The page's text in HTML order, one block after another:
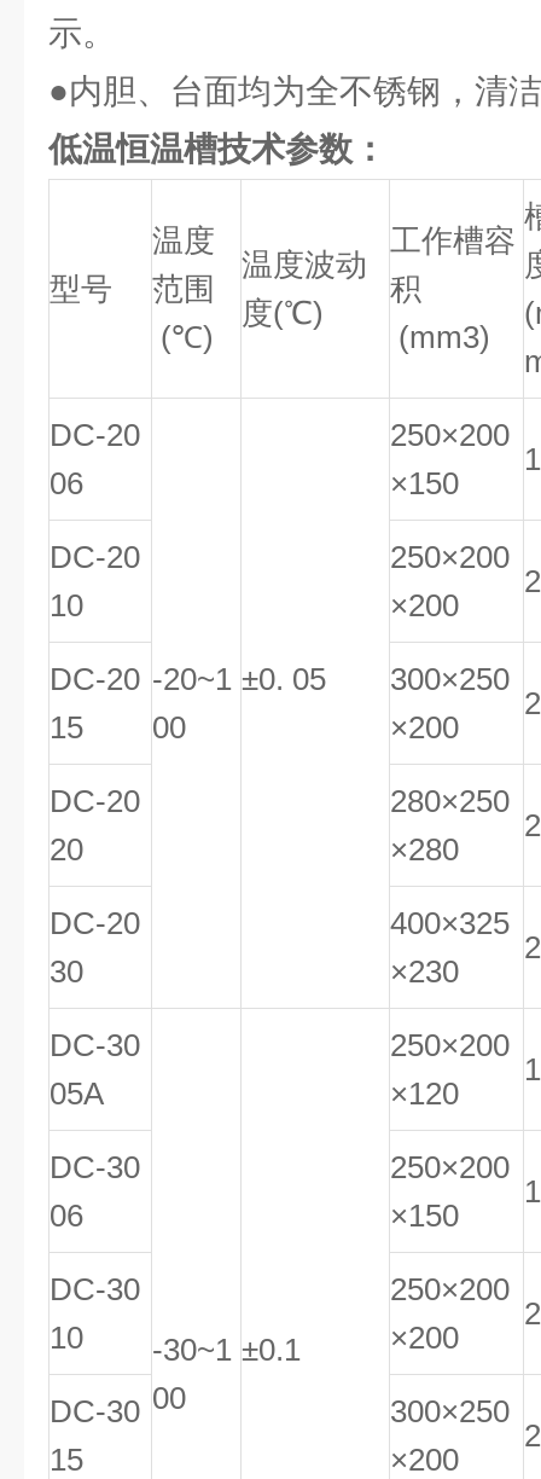
示。
●内胆、台面均为全不锈钢，清
低温恒温槽技术参数：
型号
温度
范围
(℃)
温度波动
度(℃)
工作槽容
积
(mm3)
DC-20
06
-20~1
00
±0. 05
250×200
×150
DC-20
10
250×200
×200
DC-20
15
300×250
×200
DC-20
20
280×250
×280
DC-20
30
400×325
×230
DC-30
05A
-30~1
00
±0.1
250×200
×120
DC-30
06
250×200
×150
DC-30
10
250×200
×200
DC-30
15
300×250
×200